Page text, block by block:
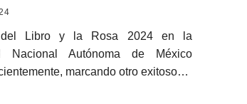
del Libro y la Rosa 2024 en la
Nacional Autónoma de México
marcando otro exitoso…